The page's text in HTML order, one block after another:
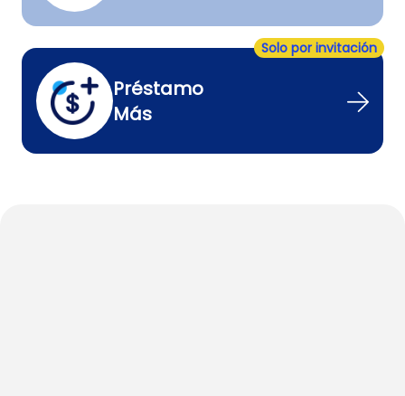
Préstamo
Más
Solo por invitación